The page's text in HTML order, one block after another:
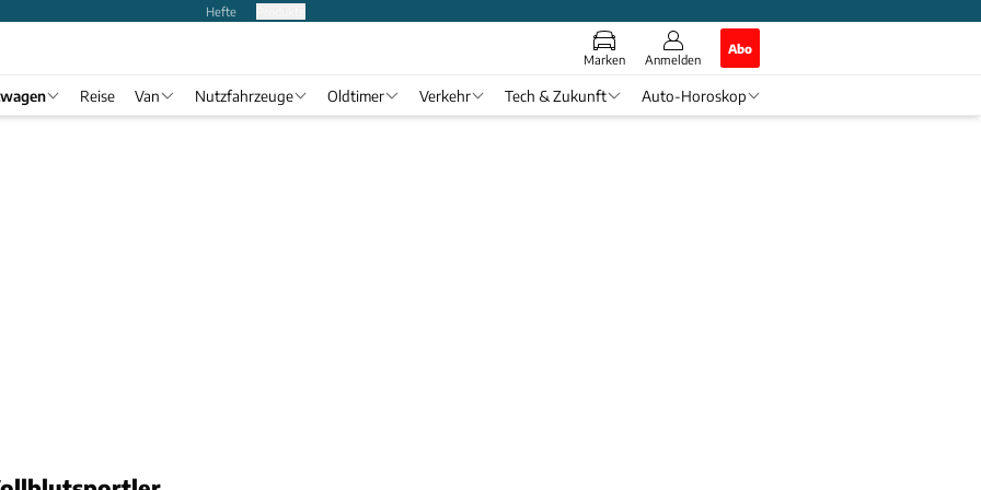
Hefte
Marken Anmelden
Abo
Reise Van Nutzfahrzeuge Oldtimer Verkehr Tech & Zukunft Auto-Horoskop